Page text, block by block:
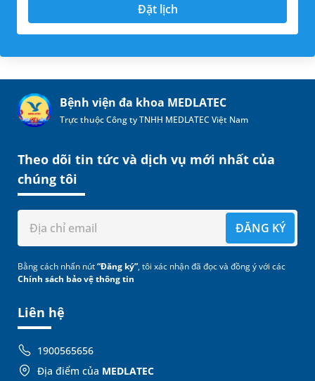
Đặt lịch
Bệnh viện đa khoa MEDLATEC
Trực thuộc Công ty TNHH MEDLATEC Việt Nam
Liên hệ
1900565656
Địa điểm của MEDLATEC
Theo dõi tin tức và dịch vụ mới nhất của
chúng tôi
ĐĂNG KÝ
Bằng cách nhấn nút“Đăng ký”, tôi xác nhận đã đọc và đồng ý với các
Chính sách bảo vệ thông tin